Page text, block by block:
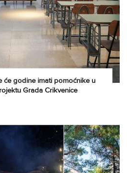
će godine imati pomoćnike u
Grada Crikvenice